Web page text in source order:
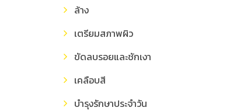
ล้าง
เตรียมสภาพผิว
ขัดลบรอยและชักเงา
เคลือบสี
บำรุงรักษาประจำวัน